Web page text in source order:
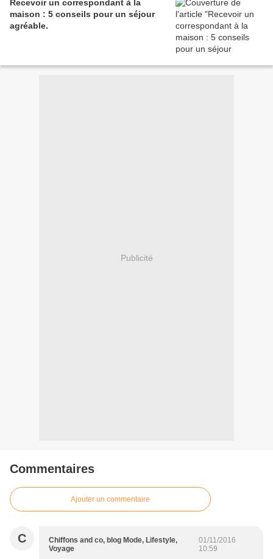
Recevoir un correspondant à la
maison : 5 conseils pour un séjour
agréable.
Publicité
Commentaires
Ajouter un commentaire
C
Chiffons and co, blog Mode, Lifestyle,
Voyage
01/11/2016
10:59